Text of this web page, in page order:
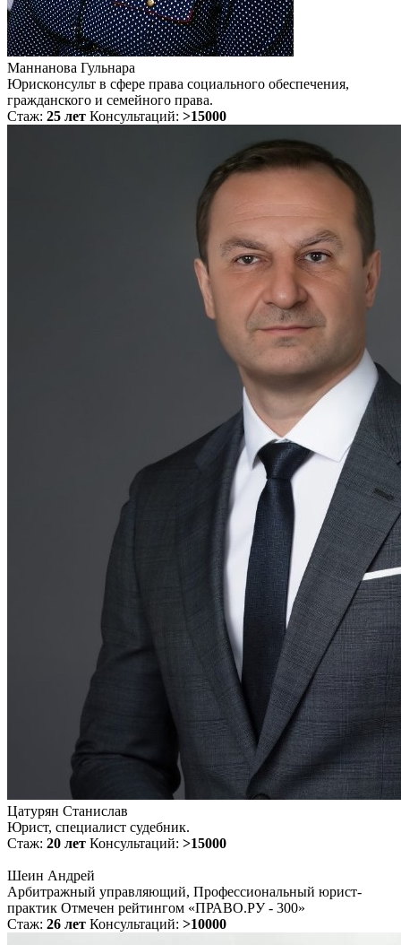
Маннанова Гульнара
Юрисконсульт в сфере права социального обеспечения,
гражданского и семейного права.
Стаж: 25 лет Консультаций: >15000
Цатурян Станислав
Юрист, специалист судебник.
Стаж: 20 лет Консультаций: >15000
Шеин Андрей
Арбитражный управляющий, Профессиональный юрист-
практик Отмечен рейтингом «ПРАВО.РУ - 300»
Стаж: 26 лет Консультаций: >10000